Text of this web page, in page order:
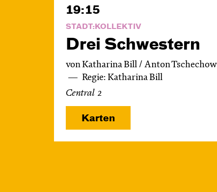
19:15
STADT:KOLLEKTIV
Drei Schwestern
von Katharina Bill / Anton Tschechow
Regie: Katharina Bill
Central 2
Karten